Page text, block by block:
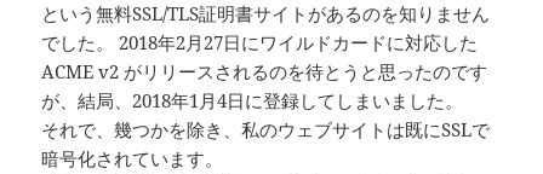
という無料SSL/TLS証明書サイトがあるのを知りません
でした。 2018年2月27日にワイルドカードに対応した
ACME v2 がリリースされるのを待とうと思ったのです
が、結局、2018年1月4日に登録してしまいました。
それで、幾つかを除き、私のウェブサイトは既にSSLで
暗号化されています。